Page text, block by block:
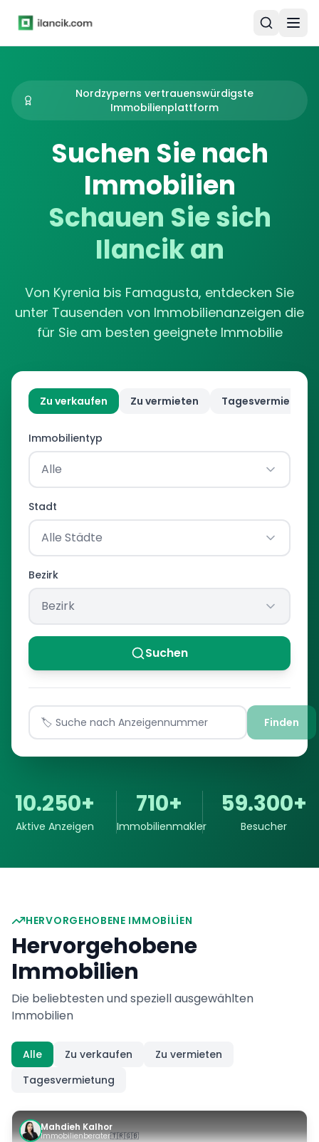
Nordzyperns vertrauenswürdigste
Immobilienplattform
Kuzey Kıbrıs
Suchen Sie nach
Immobilien
Schauen Sie sich
Ilancik an
Von Kyrenia bis Famagusta, entdecken Sie
unter Tausenden von Immobilienanzeigen die
für Sie am besten geeignete Immobilie
Zu verkaufen Zu vermieten Tagesvermietung
Immobilientyp
Alle
Stadt
Alle Städte
Bezirk
Bezirk
Suchen
Finden
10.250+
Aktive Anzeigen
710+
Immobilienmakler
59.300+
Besucher
HERVORGEHOBENE IMMOBILIEN
Hervorgehobene
Immobilien
Die beliebtesten und speziell ausgewählten
Immobilien
Alle Zu verkaufen
Zu vermieten
Tagesvermietung
Mahdieh Kalhor
Immobilienberater🇹🇷🇬🇧